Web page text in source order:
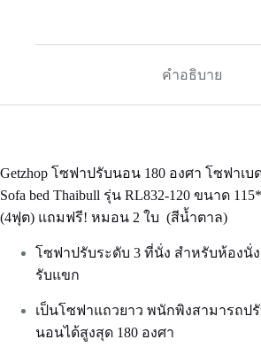
คำอธิบาย
Getzhop โซฟาปรับนอน 180 องศา โซฟาเบ
Sofa bed Thaibull รุ่น RL832-120 ขนาด
(4ฟุต) แถมฟรี! หมอน 2 ใบ (สีน้ำตาล)
โซฟาปรับระดับ 3 ที่นั่ง สำหรับห้องนั่ง
รับแขก
เป็นโซฟาแถวยาว พนักพิงสามารถป
นอนได้สูงสุด 180 องศา